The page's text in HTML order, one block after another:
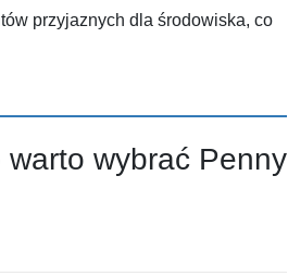
przyjaznych dla środowiska, co
wybrać Penny